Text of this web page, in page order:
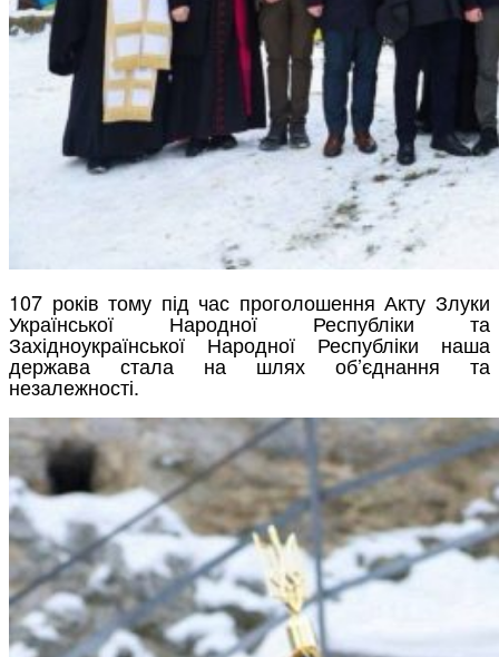
107 років тому під час проголошення Акту Злуки
Української Народної Республіки та
Західноукраїнської Народної Республіки наша
держава стала на шлях об’єднання та
незалежності.